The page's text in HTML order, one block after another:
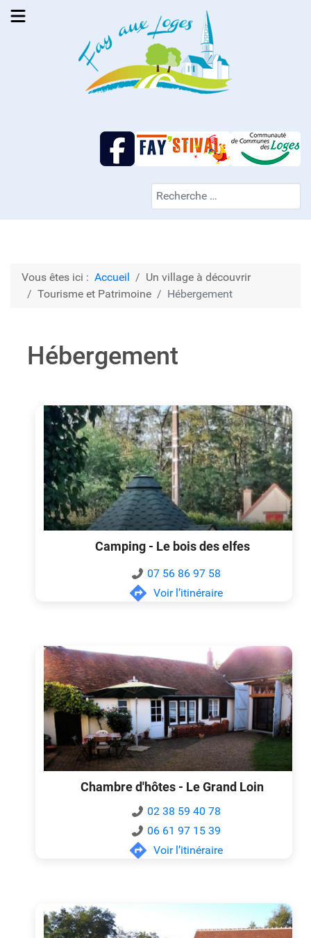
Facebook Mairie de Fay-aux-Loges
Fay'stival
Valider
Vous êtes ici : Accueil
Un village à découvrir
Tourisme et Patrimoine
Hébergement
Hébergement
Camping - Le bois des elfes
07 56 86 97 58
Voir l’itinéraire
Chambre d'hôtes - Le Grand Loin
02 38 59 40 78
06 61 97 15 39
Voir l’itinéraire